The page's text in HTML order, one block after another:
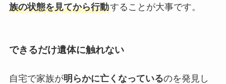
族の状態を見てから行動することが大事です。
できるだけ遺体に触れない
自宅で家族が明らかに亡くなっているのを発見し